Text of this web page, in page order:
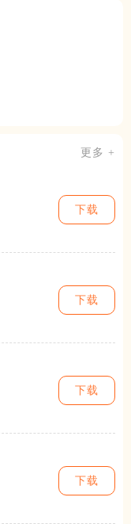
更多 +
下载
下载
下载
下载